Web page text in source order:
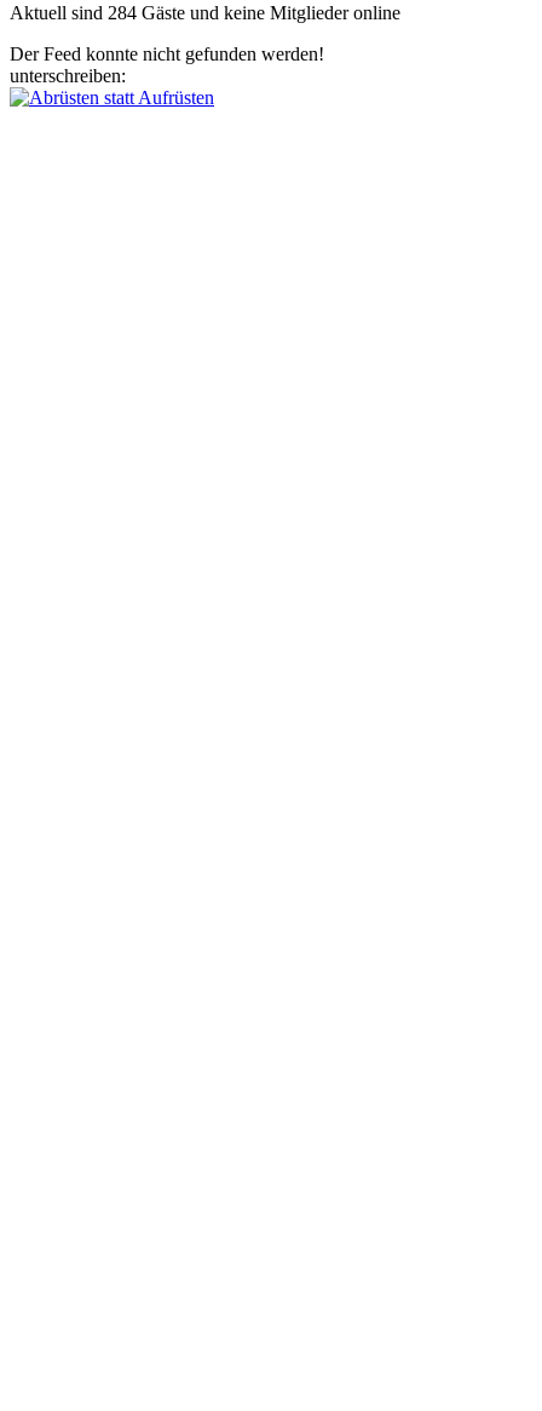
Aktuell sind 284 Gäste und keine Mitglieder online
Der Feed konnte nicht gefunden werden!
unterschreiben: